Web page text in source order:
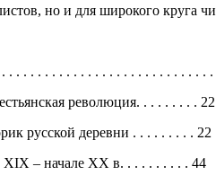
но и для широкого круга
. . . . . . . . . . . . . . . . . . . . . . . . . . . . .
революция. . . . . . . . . 22
русской деревни . . . . . . . . . 22
XIX – начале XX в. . . . . . . . . . 44